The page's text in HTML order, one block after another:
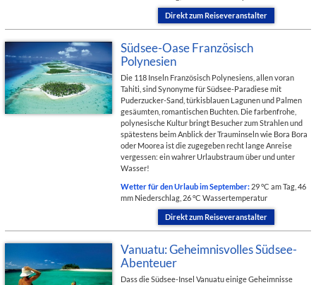
Direkt zum Reiseveranstalter
Südsee-Oase Französisch
Polynesien
Die 118 Inseln Französisch Polynesiens, allen voran
Tahiti, sind Synonyme für Südsee-Paradiese mit
Puderzucker-Sand, türkisblauen Lagunen und Palmen
gesäumten, romantischen Buchten. Die farbenfrohe,
polynesische Kultur bringt Besucher zum Strahlen und
spätestens beim Anblick der Trauminseln wie Bora Bora
oder Moorea ist die zugegeben recht lange Anreise
vergessen: ein wahrer Urlaubstraum über und unter
Wasser!
Wetter für den Urlaub im September: 29 °C am Tag, 46
mm Niederschlag, 26 °C Wassertemperatur
Direkt zum Reiseveranstalter
Vanuatu: Geheimnisvolles Südsee-
Abenteuer
Dass die Südsee-Insel Vanuatu einige Geheimnisse